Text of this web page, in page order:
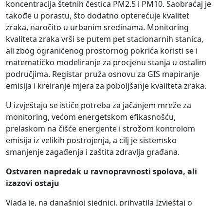
koncentracija štetnih čestica PM2.5 i PM10. Saobraćaj je
takođe u porastu, što dodatno opterećuje kvalitet
zraka, naročito u urbanim sredinama. Monitoring
kvaliteta zraka vrši se putem pet stacionarnih stanica,
ali zbog ograničenog prostornog pokrića koristi se i
matematičko modeliranje za procjenu stanja u ostalim
područjima. Registar pruža osnovu za GIS mapiranje
emisija i kreiranje mjera za poboljšanje kvaliteta zraka.
U izvještaju se ističe potreba za jačanjem mreže za
monitoring, većom energetskom efikasnošću,
prelaskom na čišće energente i strožom kontrolom
emisija iz velikih postrojenja, a cilj je sistemsko
smanjenje zagađenja i zaštita zdravlja građana.
Ostvaren napredak u ravnopravnosti spolova, ali
izazovi ostaju
Vlada je, na današnjoj sjednici, prihvatila Izvještaj o